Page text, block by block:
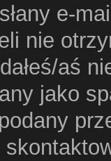
e-
nie
aś
jako